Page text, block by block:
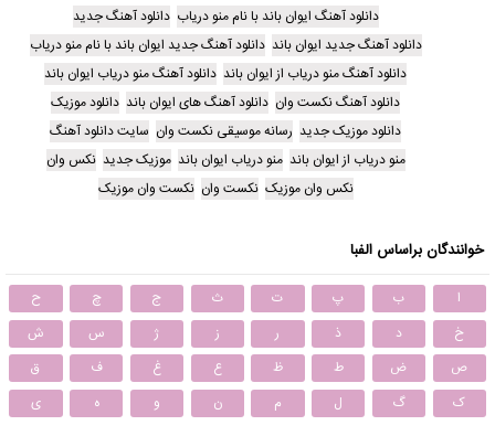
دانلود آهنگ ایوان باند با نام منو دریاب دانلود آهنگ جدید
دانلود آهنگ جدید ایوان باند دانلود آهنگ جدید ایوان باند با نام منو دریاب
دانلود آهنگ منو دریاب از ایوان باند دانلود آهنگ منو دریاب ایوان باند
دانلود آهنگ نکست وان دانلود آهنگ های ایوان باند دانلود موزیک
دانلود موزیک جدید رسانه موسیقی نکست وان سایت دانلود آهنگ
منو دریاب از ایوان باند منو دریاب ایوان باند موزیک جدید نکس وان
نکس وان موزیک نکست وان نکست وان موزیک
خوانندگان براساس الفبا
ا ب پ ت ث ج چ
ح
خ
د ذ ر ز ژ س
ش
ص
ض ط ظ ع غ ف
ق
ک
گ ل م ن و ه ی